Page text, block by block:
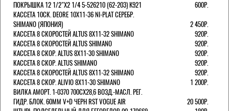
ПОКРЫШКА 12 1/2"Х2 1/4 5-526210 (62-203) K921
600Р.
КАССЕТА 10СК. DEORE 10Х11-36 NI-PLAT СЕРЕБР.
SHIMANO (ЯПОНИЯ)
2 450Р.
КАССЕТА 8 СКОРОСТЕЙ ALTUS 8Х11-32 SHIMANO
920Р.
КАССЕТА 8 СКОРОСТЕЙ ALTUS SHIMANO
920Р.
КАССЕТА 8 СКОР. ALTUS 8Х11-30 SHIMANO
920Р.
КАССЕТА 8 СКОР. ALTUS SHIMANO
920Р.
КАССЕТА 8 СКОРОСТЕЙ ALTUS 8Х11-32 SHIMANO
920Р.
КАССЕТА 8 СКОР. ALIVIO 8Х11-30 SHIMANO
1 200Р.
ВИЛКА АМОРТ. 1-0370 700СХ28,6 ВОЗД.-МАСЛ. РЕГ.
ГИДР. БЛОК. 60ММ V+D ЧЕРН RST VOGUE AIR
20 500Р.